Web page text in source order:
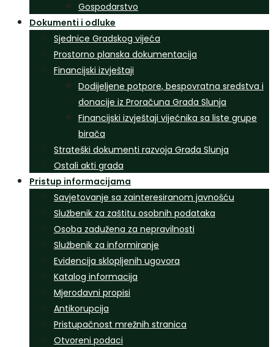
Gospodarstvo
Dokumenti i odluke
Sjednice Gradskog vijeća
Prostorno planska dokumentacija
Financijski izvještaji
Dodijeljene potpore, bespovratna sredstva i
donacije iz Proračuna Grada Slunja
Financijski izvještaji vijećnika sa liste grupe
birača
Strateški dokumenti razvoja Grada Slunja
Ostali akti grada
Pristup informacijama
Savjetovanje sa zainteresiranom javnošću
Službenik za zaštitu osobnih podataka
Osoba zadužena za nepravilnosti
Službenik za informiranje
Evidencija sklopljenih ugovora
Katalog informacija
Mjerodavni propisi
Antikorupcija
Pristupačnost mrežnih stranica
Otvoreni podaci